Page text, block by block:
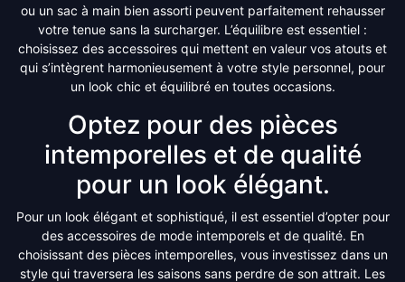
ou un sac à main bien assorti peuvent parfaitement rehausser
votre tenue sans la surcharger. L’équilibre est essentiel :
choisissez des accessoires qui mettent en valeur vos atouts et
qui s’intègrent harmonieusement à votre style personnel, pour
un look chic et équilibré en toutes occasions.
Optez pour des pièces
intemporelles et de qualité
pour un look élégant.
Pour un look élégant et sophistiqué, il est essentiel d’opter pour
des accessoires de mode intemporels et de qualité. En
choisissant des pièces intemporelles, vous investissez dans un
style qui traversera les saisons sans perdre de son attrait. Les